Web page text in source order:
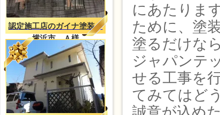
認定施工店のガイナ塗装
横浜市 Ａ様
にあたりま
ために、塗
塗るだけな
ジャパンテ
せる工事を
てみてはど